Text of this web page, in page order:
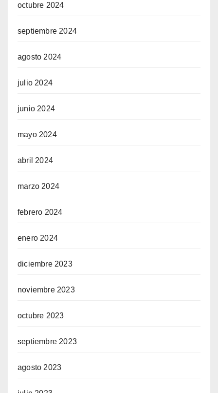
octubre 2024
septiembre 2024
agosto 2024
julio 2024
junio 2024
mayo 2024
abril 2024
marzo 2024
febrero 2024
enero 2024
diciembre 2023
noviembre 2023
octubre 2023
septiembre 2023
agosto 2023